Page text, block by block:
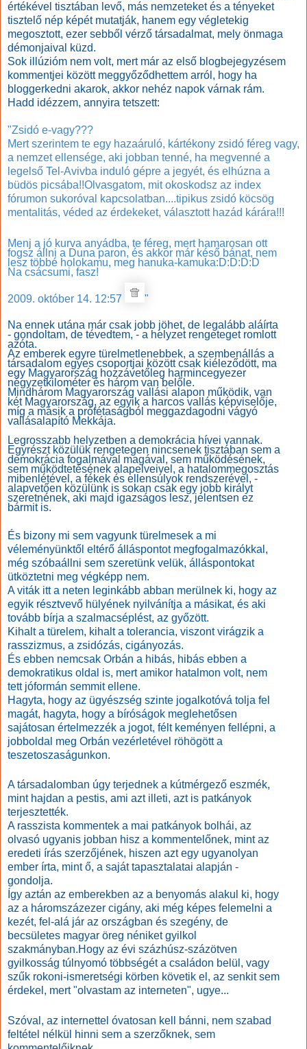
értékével tisztában levő, más nemzeteket és a tényeket
tisztelő nép képét mutatják, hanem egy végletekig
megosztott, ezer sebből vérző társadalmat, mely önmaga
démonjaival küzd.
Sok illúzióm nem volt, mert már az első blogbejegyzésem
kommentjei között meggyőződhettem arról, hogy ha
bloggerkedni akarok, akkor nehéz napok várnak rám.
Hadd idézzem, annyira tetszett:
"Zsidó e-vagy???
Mert szerintem te egy hazaáruló, kártékony zsidó féreg vagy,
a nemzet ellensége, aki jobban tenné, ha megvenné a
legelső Tel-Avivba induló gépre a jegyét, és elhúzna a
büdös picsába!!Olvasgatom, mit okoskodsz az index
fórumon sukoróval kapcsolatban....tipikus zsidó köcsög
mentalitás, véded az érdekeket, választott hazád kárára!!!
Menj a jó kurva anyádba, te féreg, mert hamarosan ott
fogsz állni a Duna paron, és akkor már késő bánat, nem
lesz többé holokamu, meg hanuka-kamuka:D:D:D:D
Na csácsumi, fasz!
2009. október 14. 12:57 "
Na ennek utána már csak jobb jöhet, de legalább aláírta
- gondoltam, de tévedtem, - a helyzet rengeteget romlott
azóta.
Az emberek egyre türelmetlenebbek, a szembenállás a
társadalom egyes csoportjai között csak kiéleződött, ma
egy Magyarország hozzávetőleg harmincegyezer
négyzetkilométer és három van belőle.
Mindhárom Magyarország vallási alapon működik, van
két Magyarország, az egyik a harcos vallás képviselője,
míg a másik a prófétaságból meggazdagodni vágyó
vallásalapító Mekkája.
Legrosszabb helyzetben a demokrácia hívei vannak.
Egyrészt közülük rengetegen nincsenek tisztában sem a
demokrácia fogalmával magával, sem működésének,
sem működtetésének alapelveivel, a hatalommegosztás
mibenlétével, a fékek és ellensúlyok rendszerével, -
alapvetően közülünk is sokan csak egy jobb királyt
szeretnének, aki majd igazságos lesz, jelentsen ez
bármit is.
És bizony mi sem vagyunk türelmesek a mi
véleményünktől eltérő álláspontot megfogalmazókkal,
még szóbaállni sem szeretünk velük, álláspontokat
ütköztetni meg végképp nem.
A viták itt a neten leginkább abban merülnek ki, hogy az
egyik résztvevő hülyének nyilvánítja a másikat, és aki
tovább bírja a szalmacséplést, az győzött.
Kihalt a türelem, kihalt a tolerancia, viszont virágzik a
rasszizmus, a zsidózás, cigányozás.
És ebben nemcsak Orbán a hibás, hibás ebben a
demokratikus oldal is, mert amikor hatalmon volt, nem
tett jóformán semmit ellene.
Hagyta, hogy az ügyészség szinte jogalkotóvá tolja fel
magát, hagyta, hogy a bíróságok meglehetősen
sajátosan értelmezzék a jogot, félt keményen fellépni, a
jobboldal meg Orbán vezérletével röhögött a
teszetoszaságunkon.
A társadalomban úgy terjednek a kútmérgező eszmék,
mint hajdan a pestis, ami azt illeti, azt is patkányok
terjesztették.
A rasszista kommentek a mai patkányok bolhái, az
olvasó ugyanis jobban hisz a kommentelőnek, mint az
eredeti írás szerzőjének, hiszen azt egy ugyanolyan
ember írta, mint ő, a saját tapasztalatai alapján -
gondolja.
Így aztán az emberekben az a benyomás alakul ki, hogy
az a háromszázezer cigány, aki még képes felemelni a
kezét, fel-alá jár az országban és szegény, de
becsületes magyar öreg néniket gyilkol
szakmányban.Hogy az évi százhúsz-százötven
gyilkosság túlnyomó többségét a családon belül, vagy
szűk rokoni-ismeretségi körben követik el, az senkit sem
érdekel, mert "olvastam az interneten", ugye...
Szóval, az internettel óvatosan kell bánni, nem szabad
feltétel nélkül hinni sem a szerzőknek, sem